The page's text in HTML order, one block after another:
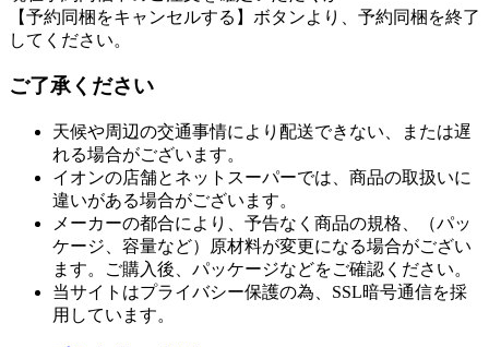
【予約同梱をキャンセルする】ボタンより、予約同梱を終了
してください。
ご了承ください
天候や周辺の交通事情により配送できない、または遅
れる場合がございます。
イオンの店舗とネットスーパーでは、商品の取扱いに
違いがある場合がございます。
メーカーの都合により、予告なく商品の規格、（パッ
ケージ、容量など）原材料が変更になる場合がござい
ます。ご購入後、パッケージなどをご確認ください。
当サイトはプライバシー保護の為、SSL暗号通信を採
用しています。